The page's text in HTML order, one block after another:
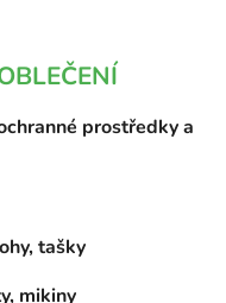
prostředky a
tašky
mikiny